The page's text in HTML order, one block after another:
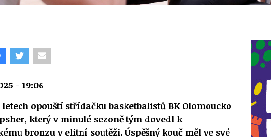
- 19:06
letech opouští střídačku basketbalistů BK Olomoucko
který v minulé sezoně tým dovedl k
bronzu v elitní soutěži. Úspěšný kouč měl ve své